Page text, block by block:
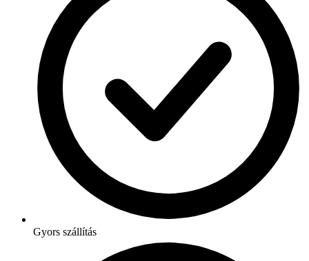
Gyors szállítás